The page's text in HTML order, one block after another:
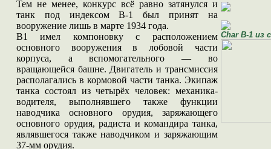
Char B-1 из
Тем не менее, конкурс всё равно затянулся и
танк под индексом B-1 был принят на
вооружение лишь в марте 1934 года.
B1 имел компоновку с расположением
основного вооружения в лобовой части
корпуса, а вспомогательного — во
вращающейся башне. Двигатель и трансмиссия
располагались в кормовой части танка. Экипаж
танка состоял из четырёх человек: механика-
водителя, выполнявшего также функции
наводчика основного орудия, заряжающего
основного орудия, радиста и командира танка,
являвшегося также наводчиком и заряжающим
37-мм орудия.